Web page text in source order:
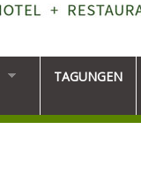
HOTEL + RESTAURANT
TAGUNGEN